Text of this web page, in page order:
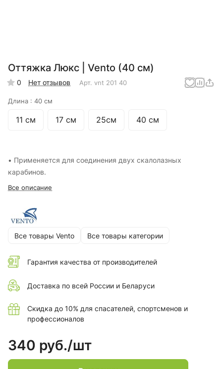
Оттяжка Люкс | Vento (40 см)
0 Нет отзывов Арт. vnt 201 40
Длина : 40 см
11 см 17 см 25см 40 см
• Применяется для соединения двух скалолазных
карабинов.
Все описание
Все товары Vento Все товары категории
Гарантия качества от производителей
Доставка по всей России и Беларуси
Скидка до 10% для спасателей, спортсменов и
профессионалов
340 руб./шт